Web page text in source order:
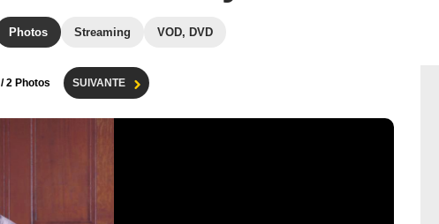
Photos Streaming VOD, DVD
/ 2 Photos SUIVANTE